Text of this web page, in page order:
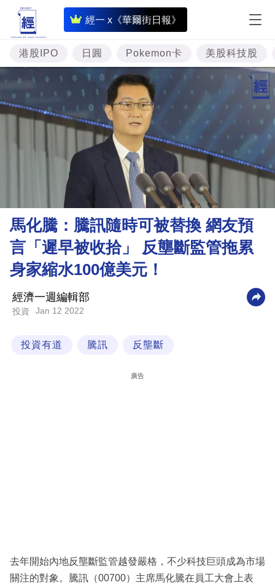
經一 x《華爾街日報》
即
時
財
經
專
題
投
資
理
財
商
業
科
技
港股IPO 日圓 Pokemon卡 美股科技股
馬化騰：騰訊隨時可被替換 網友預
言「遲早被收拾」 反壟斷監管拖累
身家縮水100億美元！
經濟一週編輯部
投資 Jan 12 2022
投資有道 騰訊 反壟斷
廣告
去年開始內地反壟斷監管越發嚴格，不少科技巨頭成為市場
關注的對象。騰訊（00700）主席馬化騰在員工大會上表